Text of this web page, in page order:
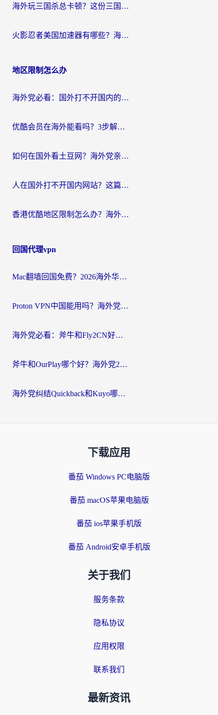
海外玩三国杀总卡顿？这份三国杀游戏加速器指南帮你告别延迟烦恼
火影忍者美国加速器有哪些？海外党亲测的国服游戏加速全攻略（含菲律宾玩三国之刃守望黎明技巧）
地区限制怎么办
海外党必看：国外打不开国内的app怎么办？3步解决你的乡愁
优酷会员在海外能看吗？3步解决海外追剧难题，附实测好用加速器推荐
如何在国外看土豆网？海外党亲测有效的追剧加速器选择指南
人在国外打不开国内网站？这篇攻略帮你无缝解锁国内资源（附交管12123使用技巧）
香港优酷地区限制怎么办？海外党亲测有效的追剧解决方案
回国代理vpn
Mac翻墙回国免费？2026海外华人亲测：从CCTV5直播到国内APP，这样选加速器才靠谱
Proton VPN中国能用吗？海外党选回国加速器的避坑指南（附番茄加速器实测）
海外党必看：斧牛和Fly2CN好用吗？3招教你选对回国加速器（附免费试用攻略）
斧牛和OurPlay哪个好？海外党2026亲测：选对加速器，国内资源秒加载
海外党纠结Quickback和Kuyo哪个好？选对回国加速器才能无缝刷国内资源
下载应用
番茄 Windows PC电脑版
番茄 macOS苹果电脑版
番茄 ios苹果手机版
番茄 Android安卓手机版
关于我们
服务条款
隐私协议
应用权限
联系我们
最新资讯